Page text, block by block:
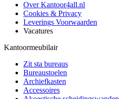
Over Kantoor4all.nl
Cookies & Privacy
Leverings Voorwaarden
Vacatures
Kantoormeubilair
Zit sta bureaus
Bureaustoelen
Archiefkasten
Accessoires